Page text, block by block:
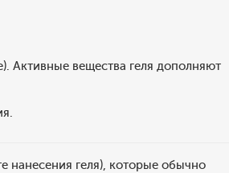
Активные вещества геля дополняют
нанесения геля), которые обычно